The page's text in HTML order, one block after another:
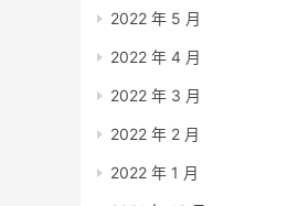
2022 年 5 月
2022 年 4 月
2022 年 3 月
2022 年 2 月
2022 年 1 月